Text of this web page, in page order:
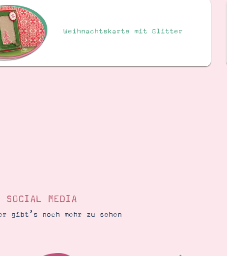
Weihnachtskarte mit Glitter
SOCIAL MEDIA
gibt’s noch mehr zu sehen